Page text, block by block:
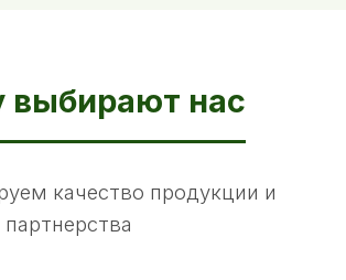
выбирают нас
качество продукции и